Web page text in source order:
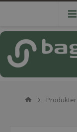
Produkter